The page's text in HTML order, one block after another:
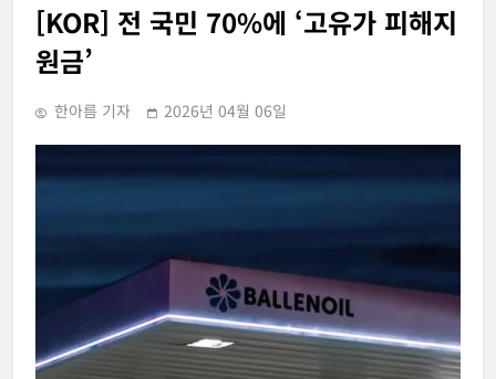
[KOR] 전 국민 70%에 ‘고유가 피해지
원금’
한아름 기자 2026년 04월 06일